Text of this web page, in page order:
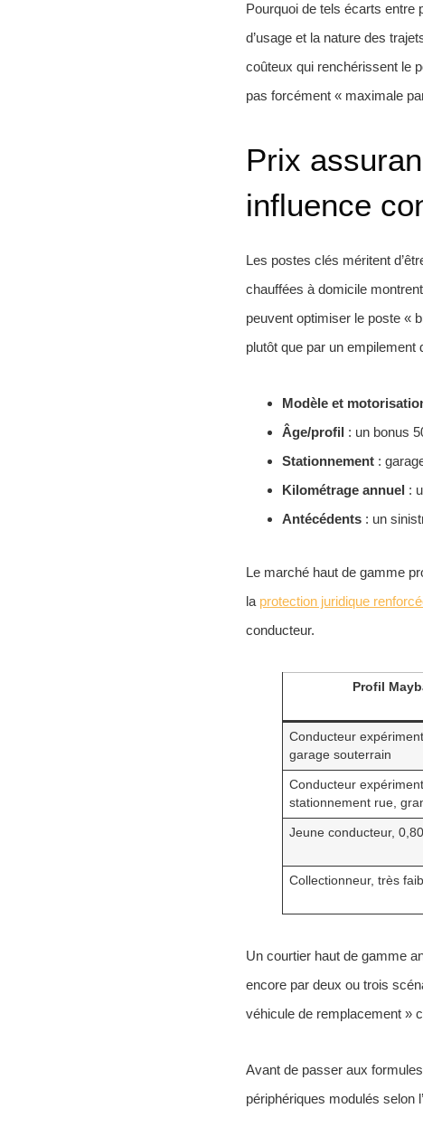
Pourquoi de tels écarts entre
d’usage et la nature des
coûteux qui renchérissent le
pas forcément « maximale
Prix
influence
Les postes clés méritent
chauffées à domicile
peuvent optimiser le poste «
plutôt que par un empilement
Modèle et
Âge/profil : un bonus
Stationnement :
Kilométrage annuel :
Antécédents : un
Le marché haut de gamme
la protection juridique
conducteur.
Profil
Conducteur
garage souterrain
Conducteur
stationnement rue,
Jeune conducteur,
Collectionneur, très
Un courtier haut de gamme
encore par deux ou trois
véhicule de remplacement »
Avant de passer aux
périphériques modulés selon